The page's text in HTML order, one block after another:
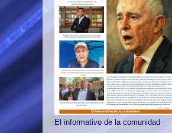
El informativo de la comunidad